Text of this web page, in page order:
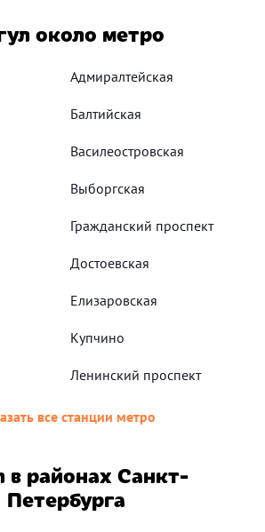
около метро
Адмиралтейская
Балтийская
Василеостровская
Выборгская
Гражданский проспект
Достоевская
Елизаровская
Купчино
Ленинский проспект
все станции метро
в районах Санкт-
Петербурга